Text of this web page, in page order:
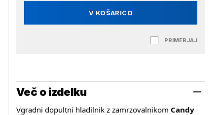
V KOŠARICO
PRIMERJAJ
Več o izdelku
Vgradni dopultni hladilnik z zamrzovalnikom Candy